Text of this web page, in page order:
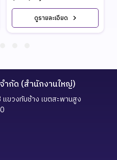
ดูรายละเอียด
Loading
ำกัด (สำนักงานใหญ่)
ขวงทับช้าง เขตสะพานสูง